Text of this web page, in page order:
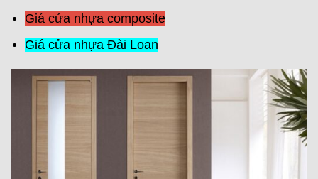
Giá cửa nhựa composite
Giá cửa nhựa Đài Loan